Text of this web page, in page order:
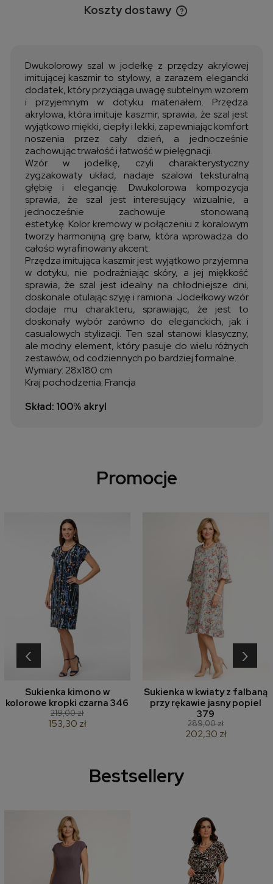
Koszty dostawy
Cena nie zawiera ewentualnych kosztów płatności
Dwukolorowy szal w jodełkę z przędzy akrylowej
imitującej kaszmir to stylowy, a zarazem elegancki
dodatek, który przyciąga uwagę subtelnym wzorem
i przyjemnym w dotyku materiałem. Przędza
akrylowa, która imituje kaszmir, sprawia, że szal jest
wyjątkowo miękki, ciepły i lekki, zapewniając komfort
noszenia przez cały dzień, a jednocześnie
zachowując trwałość i łatwość w pielęgnacji.
Wzór w jodełkę, czyli charakterystyczny
zygzakowaty układ, nadaje szalowi teksturalną
głębię i elegancję. Dwukolorowa kompozycja
sprawia, że szal jest interesujący wizualnie, a
jednocześnie zachowuje stonowaną
estetykę. Kolor kremowy w połączeniu z koralowym
tworzy harmonijną grę barw, która wprowadza do
całości wyrafinowany akcent.
Przędza imitująca kaszmir jest wyjątkowo przyjemna
w dotyku, nie podrażniając skóry, a jej miękkość
sprawia, że szal jest idealny na chłodniejsze dni,
doskonale otulając szyję i ramiona. Jodełkowy wzór
dodaje mu charakteru, sprawiając, że jest to
doskonały wybór zarówno do eleganckich, jak i
casualowych stylizacji. Ten szal stanowi klasyczny,
ale modny element, który pasuje do wielu różnych
zestawów, od codziennych po bardziej formalne.
Wymiary: 28x180 cm
Kraj pochodzenia: Francja
Skład: 100% akryl
Promocje
Sukienka kimono w
kolorowe kropki czarna 346
219,00 zł
153,30 zł
Sukienka w kwiaty z falbaną
przy rękawie jasny popiel
379
289,00 zł
202,30 zł
‹ ›
Bestsellery